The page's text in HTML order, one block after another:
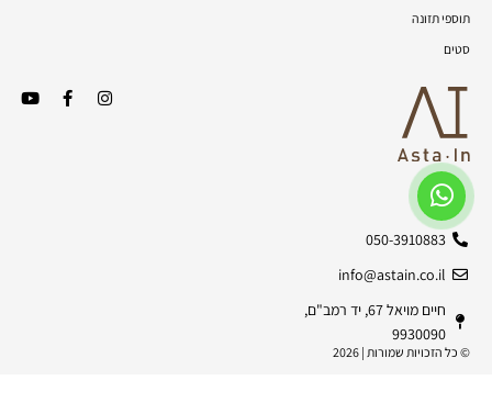
050-3910883
info@astain.co.il
חיים מויאל 67, יד רמב"ם,
9930090
© כל הזכויות שמורות | 2026
תוספי תזונה
סטים